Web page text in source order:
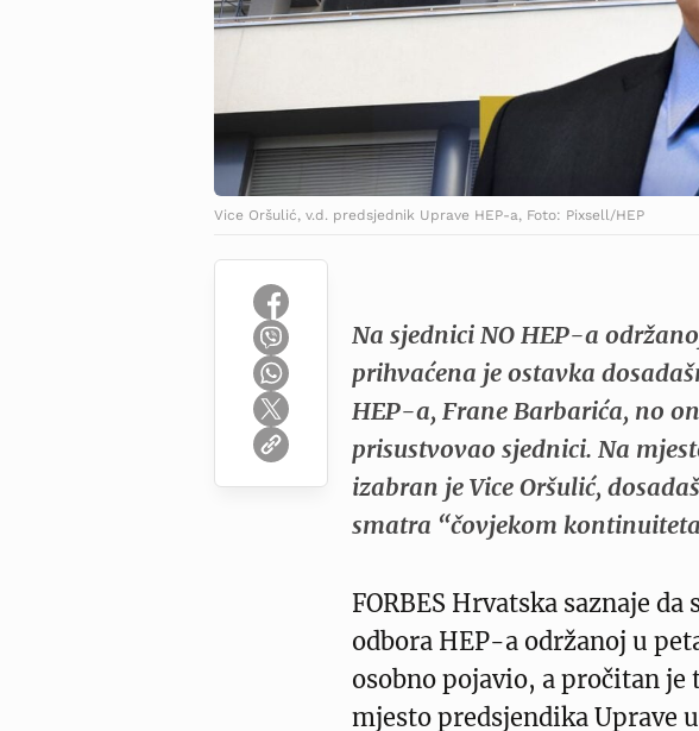
Vice Oršulić, v.d. predsjednik Uprave HEP-a, Foto: Pixsell/HEP
Na sjednici NO HEP-a
prihvaćena je ostavka
HEP-a, Frane Barbarića, no
prisustvovao sjednici. Na
izabran je Vice Oršulić,
smatra “čovjekom
FORBES Hrvatska saznaje
odbora HEP-a održanoj u
osobno pojavio, a pročitan je
mjesto predsjendika Uprave